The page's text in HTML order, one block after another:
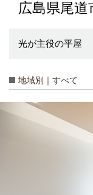
広島県尾道
光が主役の平屋
地域別｜すべて